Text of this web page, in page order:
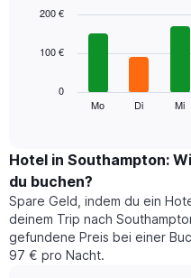
chart
bars.
den
durchschnittlichen
Preis
eines
Zimmers
für
den
Mo Di Mi
0
100 €
200 €
Hotel in Southampton:
du buchen?
Spare Geld, indem du ein
deinem Trip nach
gefundene Preis bei einer
97 € pro Nacht.